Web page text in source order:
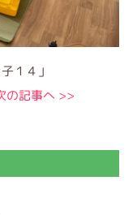
１４」
の記事へ >>